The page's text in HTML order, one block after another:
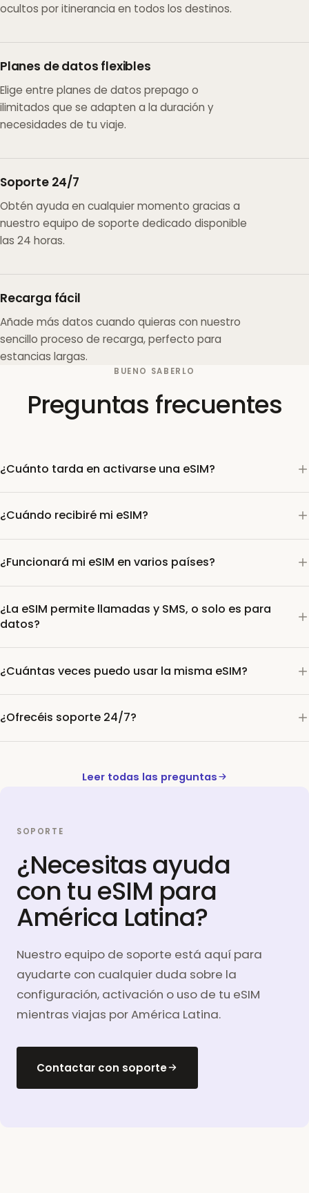
ocultos por itinerancia en todos los destinos.
Planes de datos flexibles
Elige entre planes de datos prepago o
ilimitados que se adapten a la duración y
necesidades de tu viaje.
Soporte 24/7
Obtén ayuda en cualquier momento gracias a
nuestro equipo de soporte dedicado disponible
las 24 horas.
Recarga fácil
Añade más datos cuando quieras con nuestro
sencillo proceso de recarga, perfecto para
estancias largas.
BUENO SABERLO
Preguntas frecuentes
¿Cuánto tarda en activarse una eSIM?
¿Cuándo recibiré mi eSIM?
¿Funcionará mi eSIM en varios países?
¿La eSIM permite llamadas y SMS, o solo es para
datos?
¿Cuántas veces puedo usar la misma eSIM?
¿Ofrecéis soporte 24/7?
Leer todas las preguntas
SOPORTE
¿Necesitas ayuda
con tu eSIM para
América Latina?
Nuestro equipo de soporte está aquí para
ayudarte con cualquier duda sobre la
configuración, activación o uso de tu eSIM
mientras viajas por América Latina.
Contactar con soporte